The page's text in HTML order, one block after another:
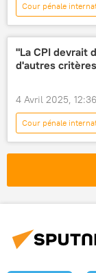
Cour pénale
Sputnik Afrique
Kenya
"La CPI devrait
d'autres
4 Avril 2025, 12:36
Cour pénale
Sputnik Afrique
Rodrigo Duterte